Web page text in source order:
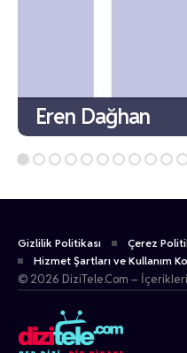
Eren Dağhan
Gizlilik Politikası Çerez
Hizmet Şartları ve Kullanım
© 2026 DiziTele.Com –